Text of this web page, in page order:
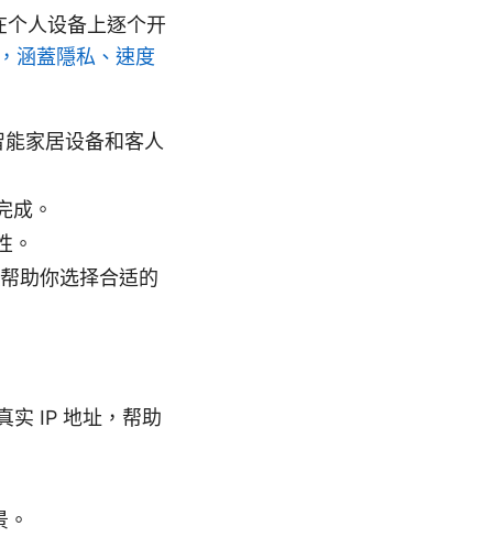
人设备上逐个开
涵蓋隱私、速度
家居设备和客人
成。
。
助你选择合适的
实 IP 地址，帮助